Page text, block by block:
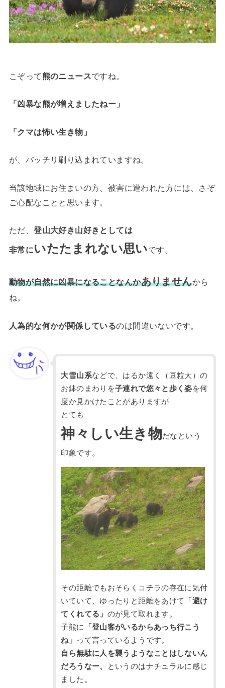
こぞって熊のニュースですね。
「凶暴な熊が増えましたねー」
「クマは怖い生き物」
が、バッチリ刷り込まれていますね。
当該地域にお住まいの方、被害に遭われた方には、さぞ
ご心配なことと思います。
ただ、登山大好き山好きとしては
非常にいたたまれない思いです。
動物が自然に凶暴になることなんかありませんから
ね。
人為的な何かが関係しているのは間違いないです。
大雪山系などで、はるか遠く（豆粒大）の
お鉢のまわりを子連れで悠々と歩く姿を何
度か見かけたことがありますが
とても
神々しい生き物だなという
印象です。
その距離でもおそらくコチラの存在に気付
いていて、ゆったりと距離をあけて
「避け
てくれてる」 のが見て取れます。
子熊に
「登山客がいるからあっち行こう
ね」
って言っているようです。
自ら無駄に人を襲うようなことはしないん
だろうなー、
というのはナチュラルに感じ
ました。